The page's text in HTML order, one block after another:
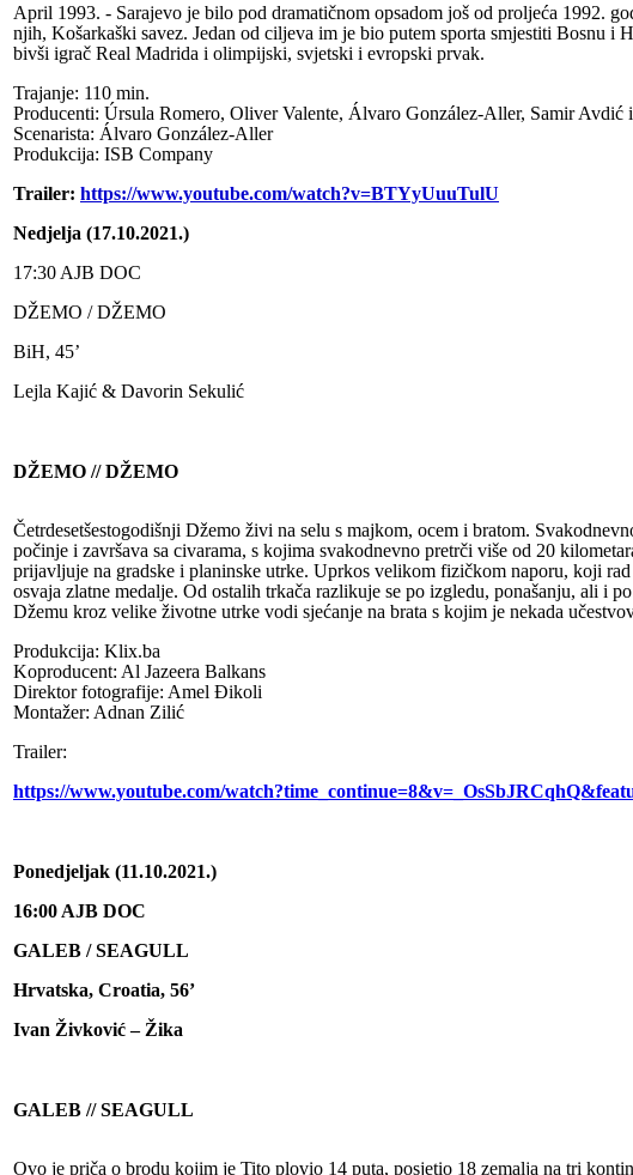
April 1993. - Sarajevo je bilo pod dramatičnom opsadom još od proljeća 1992.
njih, Košarkaški savez. Jedan od ciljeva im je bio putem sporta smjestiti Bosnu
bivši igrač Real Madrida i olimpijski, svjetski i evropski prvak.
Trajanje: 110 min.
Producenti: Úrsula Romero, Oliver Valente, Álvaro González-Aller, Samir
Scenarista: Álvaro González-Aller
Produkcija: ISB Company
Trailer: https://www.youtube.com/watch?v=BTYyUuuTulU
Nedjelja (17.10.2021.)
17:30 AJB DOC
DŽEMO / DŽEMO
BiH, 45’
Lejla Kajić & Davorin Sekulić
DŽEMO // DŽEMO
Četrdesetšestogodišnji Džemo živi na selu s majkom, ocem i bratom.
počinje i završava sa civarama, s kojima svakodnevno pretrči više od 20
prijavljuje na gradske i planinske utrke. Uprkos velikom fizičkom naporu, koji
osvaja zlatne medalje. Od ostalih trkača razlikuje se po izgledu, ponašanju, ali i
Džemu kroz velike životne utrke vodi sjećanje na brata s kojim je nekada
Produkcija: Klix.ba
Koproducent: Al Jazeera Balkans
Direktor fotografije: Amel Đikoli
Montažer: Adnan Zilić
Trailer:
https://www.youtube.com/
Ponedjeljak (11.10.2021.)
16:00 AJB DOC
GALEB / SEAGULL
Hrvatska, Croatia, 56’
Ivan Živković – Žika
GALEB // SEAGULL
Ovo je priča o brodu kojim je Tito plovio 14 puta, posjetio 18 zemalja na tri